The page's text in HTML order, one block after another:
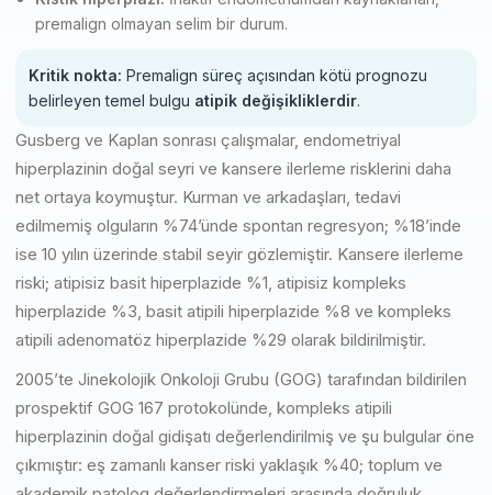
premalign olmayan selim bir durum.
Kritik nokta: Premalign süreç açısından kötü prognozu
belirleyen temel bulgu atipik değişikliklerdir.
Gusberg ve Kaplan sonrası çalışmalar, endometriyal
hiperplazinin doğal seyri ve kansere ilerleme risklerini daha
net ortaya koymuştur. Kurman ve arkadaşları, tedavi
edilmemiş olguların %74’ünde spontan regresyon; %18’inde
ise 10 yılın üzerinde stabil seyir gözlemiştir. Kansere ilerleme
riski; atipisiz basit hiperplazide %1, atipisiz kompleks
hiperplazide %3, basit atipili hiperplazide %8 ve kompleks
atipili adenomatöz hiperplazide %29 olarak bildirilmiştir.
2005’te Jinekolojik Onkoloji Grubu (GOG) tarafından bildirilen
prospektif GOG 167 protokolünde, kompleks atipili
hiperplazinin doğal gidişatı değerlendirilmiş ve şu bulgular öne
çıkmıştır: eş zamanlı kanser riski yaklaşık %40; toplum ve